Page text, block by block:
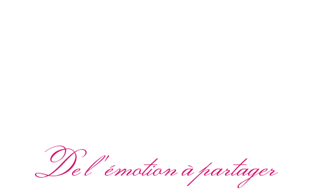
De l'émotion à partager